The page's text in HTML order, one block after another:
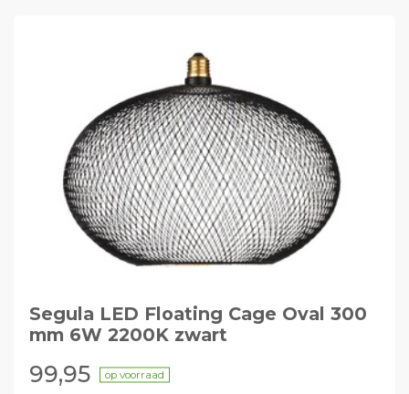
Segula LED Floating Cage Oval 300
mm 6W 2200K zwart
99,95 op voorraad